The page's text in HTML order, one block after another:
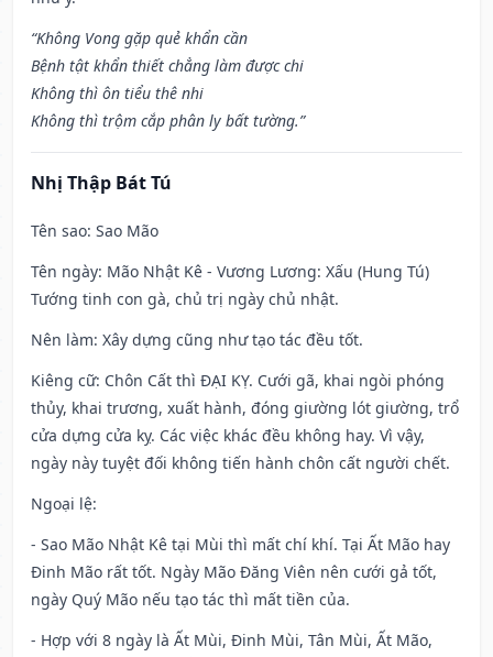
“Không Vong gặp quẻ khẩn cần
Bệnh tật khẩn thiết chẳng làm được chi
Không thì ôn tiểu thê nhi
Không thì trộm cắp phân ly bất tường.”
Nhị Thập Bát Tú
Tên sao: Sao Mão
Tên ngày: Mão Nhật Kê - Vương Lương: Xấu (Hung Tú)
Tướng tinh con gà, chủ trị ngày chủ nhật.
Nên làm: Xây dựng cũng như tạo tác đều tốt.
Kiêng cữ: Chôn Cất thì ĐẠI KỴ. Cưới gã, khai ngòi phóng
thủy, khai trương, xuất hành, đóng giường lót giường, trổ
cửa dựng cửa kỵ. Các việc khác đều không hay. Vì vậy,
ngày này tuyệt đối không tiến hành chôn cất người chết.
Ngoại lệ:
- Sao Mão Nhật Kê tại Mùi thì mất chí khí. Tại Ất Mão hay
Đinh Mão rất tốt. Ngày Mão Đăng Viên nên cưới gả tốt,
ngày Quý Mão nếu tạo tác thì mất tiền của.
- Hợp với 8 ngày là Ất Mùi, Đinh Mùi, Tân Mùi, Ất Mão,